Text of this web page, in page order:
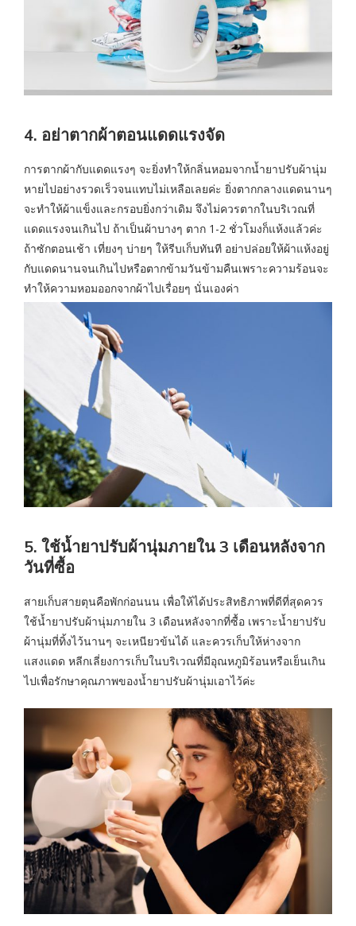
4. อย่าตากผ้าตอนแดดแรงจัด
การตากผ้ากับแดดแรงๆ จะยิ่งทำให้กลิ่นหอมจากน้ำยาปรับผ้านุ่ม
หายไปอย่างรวดเร็วจนแทบไม่เหลือเลยค่ะ ยิ่งตากกลางแดดนานๆ
จะทำให้ผ้าแข็งและกรอบยิ่งกว่าเดิม จึงไม่ควรตากในบริเวณที่
แดดแรงจนเกินไป ถ้าเป็นผ้าบางๆ ตาก 1-2 ชั่วโมงก็แห้งแล้วค่ะ
ถ้าซักตอนเช้า เที่ยงๆ บ่ายๆ ให้รีบเก็บทันที อย่าปล่อยให้ผ้าแห้งอยู่
กับแดดนานจนเกินไปหรือตากข้ามวันข้ามคืนเพราะความร้อนจะ
ทำให้ความหอมออกจากผ้าไปเรื่อยๆ นั่นเองค่า
5. ใช้น้ำยาปรับผ้านุ่มภายใน 3 เดือนหลังจาก
วันที่ซื้อ
สายเก็บสายตุนคือพักก่อนนน เพื่อให้ได้ประสิทธิภาพที่ดีที่สุดควร
ใช้น้ำยาปรับผ้านุ่มภายใน 3 เดือนหลังจากที่ซื้อ เพราะน้ำยาปรับ
ผ้านุ่มที่ทิ้งไว้นานๆ จะเหนียวข้นได้ และควรเก็บให้ห่างจาก
แสงแดด หลีกเลี่ยงการเก็บในบริเวณที่มีอุณหภูมิร้อนหรือเย็นเกิน
ไปเพื่อรักษาคุณภาพของน้ำยาปรับผ้านุ่มเอาไว้ค่ะ